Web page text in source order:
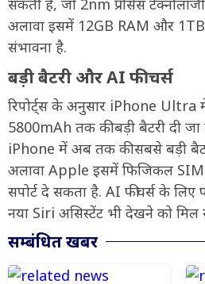
अलावा इसमें 12GB RAM और 1TB
संभावना है.
बड़ी बैटरी और AI फीचर्स
रिपोर्ट्स के अनुसार iPhone
5800mAh तक की बड़ी बैटरी दी
iPhone में अब तक की सबसे बड़ी
अलावा Apple इसमें फिजिकल SIM
सपोर्ट दे सकता है. AI फीचर्स के
नया Siri असिस्टेंट भी देखने को मिल
सम्बंधित खबर